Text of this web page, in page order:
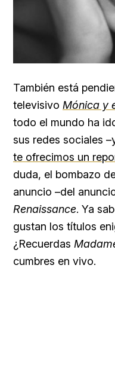
También está
televisivo Mónica y
todo el mundo ha
sus redes sociales
te ofrecimos un
duda, el bombazo
anuncio –del
Renaissance. Ya
gustan los títulos
¿Recuerdas
cumbres en vivo.